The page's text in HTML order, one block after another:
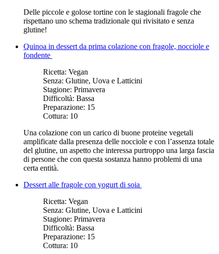
Delle piccole e golose tortine con le stagionali fragole che
rispettano uno schema tradizionale qui rivisitato e senza
glutine!
Quinoa in dessert da prima colazione con fragole, nocciole e
fondente
Ricetta: Vegan
Senza: Glutine, Uova e Latticini
Stagione: Primavera
Difficoltà: Bassa
Preparazione: 15
Cottura: 10
Una colazione con un carico di buone proteine vegetali
amplificate dalla presenza delle nocciole e con l’assenza totale
del glutine, un aspetto che interessa purtroppo una larga fascia
di persone che con questa sostanza hanno problemi di una
certa entità.
Dessert alle fragole con yogurt di soia
Ricetta: Vegan
Senza: Glutine, Uova e Latticini
Stagione: Primavera
Difficoltà: Bassa
Preparazione: 15
Cottura: 10